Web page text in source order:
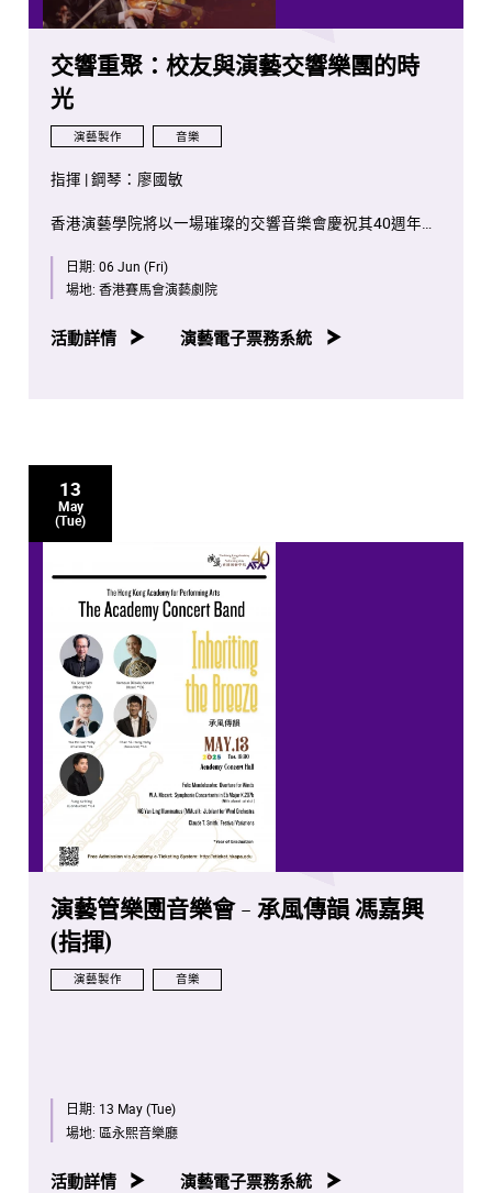
交響重聚：校友與演藝交響樂團的時
光
演藝製作 音樂
指揮 | 鋼琴：廖國敏
香港演藝學院將以一場璀璨的交響音樂會慶祝其40週年紀
章。觀眾將見證多才多藝的音樂家廖國敏在鋼琴與指揮間
無縫切換，展現極致藝術魅力。
音樂會以約翰·威廉斯的《奧林匹克精神》開場，象徵學院
讓我們一同見證演藝學院四十年來的音樂成就，感受音樂
與時光的交織！
日期: 06 Jun (Fri)
場地: 香港賽馬會演藝劇院
活動詳情 演藝電子票務系統
13
May
(Tue)
演藝管樂圑音樂會 - 承風傳韻 馮嘉興
(指揮)
演藝製作 音樂
日期: 13 May (Tue)
場地: 區永熙音樂廳
活動詳情 演藝電子票務系統